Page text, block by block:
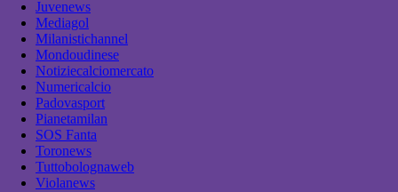
Juvenews
Mediagol
Milanistichannel
Mondoudinese
Notiziecalciomercato
Numericalcio
Padovasport
Pianetamilan
SOS Fanta
Toronews
Tuttobolognaweb
Violanews